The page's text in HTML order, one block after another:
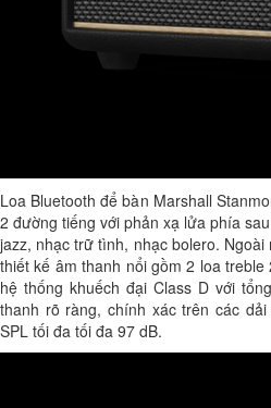
Loa Bluetooth để bàn Marshall
2 đường tiếng với phản xạ lửa phía
jazz, nhạc trữ tình, nhạc bolero.
thiết kế âm thanh nổi gồm 2 loa
hệ thống khuếch đại Class D với
thanh rõ ràng, chính xác trên các
SPL tối đa tối đa 97 dB.